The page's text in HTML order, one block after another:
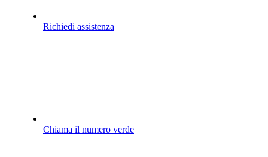
Richiedi assistenza
Chiama il numero verde